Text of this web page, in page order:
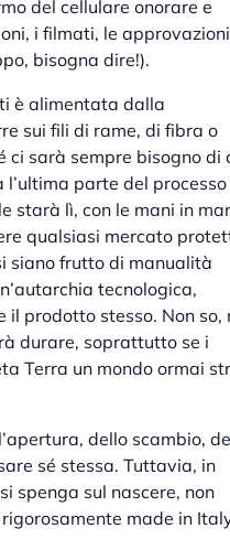
del cellulare onorare e
i filmati, le
bisogna dire!).
è alimentata dalla
sui fili di rame, di fibra o
ci sarà sempre bisogno di
parte del processo
starà lì, con le mani in
qualsiasi mercato
siano frutto di manualità
tecnologica,
prodotto stesso. Non so,
durare, soprattutto se i
Terra un mondo ormai
dello scambio,
sé stessa. Tuttavia, in
spenga sul nascere, non
made in